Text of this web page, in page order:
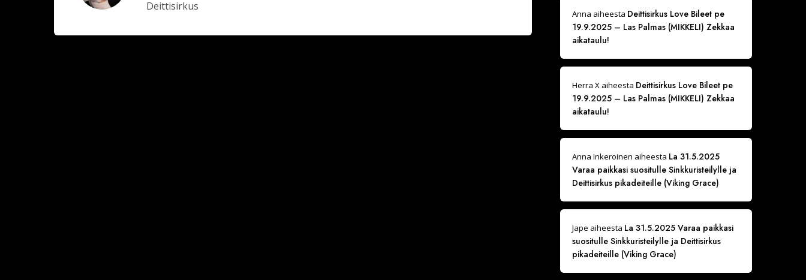
Deittisirkus
Anna aiheesta Deittisirkus Love Bileet pe
19.9.2025 – Las Palmas (MIKKELI) Zekkaa
aikataulu!
Herra Xaiheesta Deittisirkus Love Bileet pe
19.9.2025 – Las Palmas (MIKKELI) Zekkaa
aikataulu!
Anna Inkeroinen aiheesta La 31.5.2025
Varaa paikkasi suositulle Sinkkuristeilylle ja
Deittisirkus pikadeiteille (Viking Grace)
Jape aiheesta La 31.5.2025 Varaa paikkasi
suositulle Sinkkuristeilylle ja Deittisirkus
pikadeiteille (Viking Grace)